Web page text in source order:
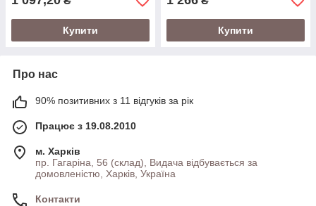
Купити Купити
Про нас
90% позитивних з 11 відгуків за рік
Працює з 19.08.2010
м. Харків
пр. Гагаріна, 56 (склад), Видача відбувається за
домовленістю, Харків, Україна
Контакти